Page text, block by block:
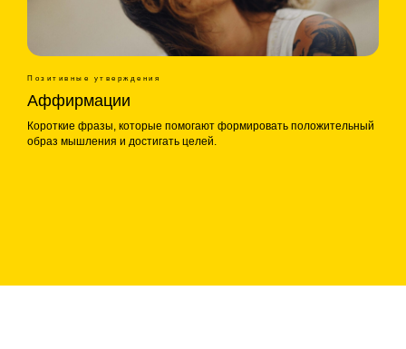
Позитивные утверждения
Аффирмации
Короткие фразы, которые помогают формировать положительный
образ мышления и достигать целей.